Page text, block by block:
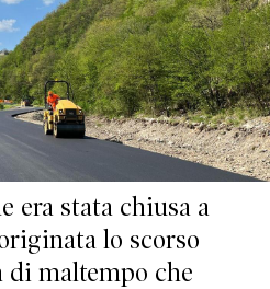
era stata chiusa a
lo scorso
di maltempo che